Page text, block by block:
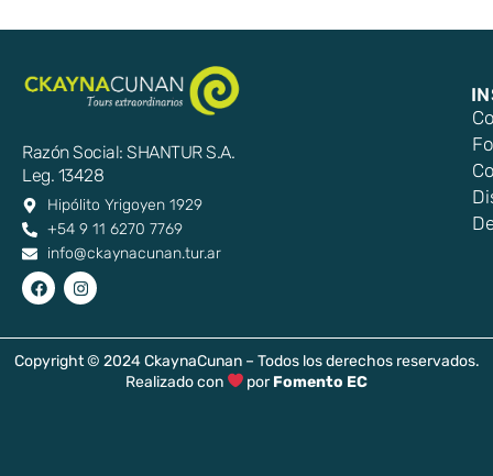
Razón Social: SHANTUR S.A.
Leg. 13428
Hipólito Yrigoyen 1929
+54 9 11 6270 7769
info@ckaynacunan.tur.ar
Copyright © 2024 CkaynaCunan – Todos los derechos reservados.
Realizado con
por Fomento EC